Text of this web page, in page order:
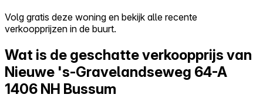
Log in
Probeer Walter gratis
Volg gratis deze woning en bekijk alle recente
verkoopprijzen in de buurt.
Wat is de geschatte verkoopprijs van
Nieuwe 's-Gravelandseweg 64-A
1406 NH Bussum